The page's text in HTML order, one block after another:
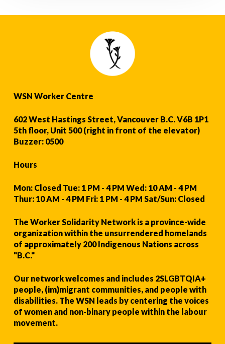
WSN Worker Centre
602 West Hastings Street, Vancouver B.C. V6B 1P1
5th floor, Unit 500 (right in front of the elevator)
Buzzer: 0500
Hours
Mon: Closed Tue: 1 PM - 4 PM Wed: 10 AM - 4 PM
Thur: 10 AM - 4 PM Fri: 1 PM - 4 PM Sat/Sun: Closed
The Worker Solidarity Network is a province-wide
organization within the unsurrendered homelands
of approximately 200 Indigenous Nations across
"B.C."
Our network welcomes and includes 2SLGBTQIA+
people, (im)migrant communities, and people with
disabilities. The WSN leads by centering the voices
of women and non-binary people within the labour
movement.